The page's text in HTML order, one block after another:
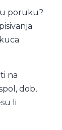
poruku?
na
dob,
li